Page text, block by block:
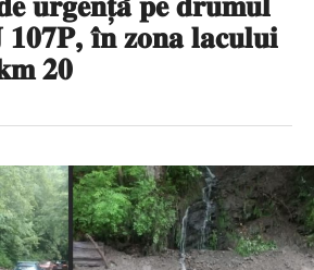
𝐢̂𝐧 𝐳𝐨𝐧𝐚 𝐥𝐚𝐜𝐮𝐥𝐮𝐢
𝟐𝟎